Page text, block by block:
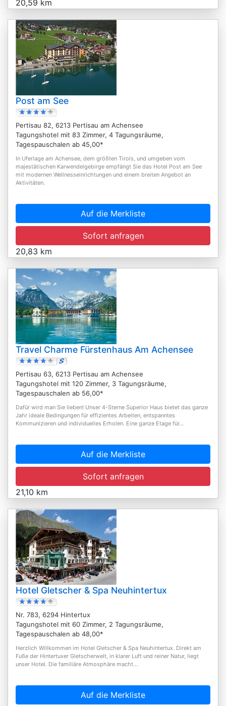
20,59 km
Post am See
Pertisau 82, 6213 Pertisau am Achensee
Tagungshotel mit 83 Zimmer, 4 Tagungsräume,
Tagespauschalen ab 45,00*
In Uferlage am Achensee, dem größten Tirols, und umgeben vom
majestätischen Karwendelgebirge empfängt Sie das Hotel Post am See
mit modernen Wellnesseinrichtungen und einem breiten Angebot an
Aktivitäten.
Auf die Merkliste
Sofort anfragen
20,83 km
Travel Charme Fürstenhaus Am Achensee
Pertisau 63, 6213 Pertisau am Achensee
Tagungshotel mit 120 Zimmer, 3 Tagungsräume,
Tagespauschalen ab 56,00*
Dafür wird man Sie lieben! Unser 4-Sterne Superior Haus bietet das ganze
Jahr ideale Bedingungen für effizientes Arbeiten, entspanntes
Kommunizieren und individuelles Erholen. Eine ganze Etage für...
Auf die Merkliste
Sofort anfragen
21,10 km
Hotel Gletscher & Spa Neuhintertux
Nr. 783, 6294 Hintertux
Tagungshotel mit 60 Zimmer, 2 Tagungsräume,
Tagespauschalen ab 48,00*
Herzlich Willkommen im Hotel Gletscher & Spa Neuhintertux. Direkt am
Fuße der Hintertuxer Gletscherwelt, in klarer Luft und reiner Natur, liegt
unser Hotel. Die familiäre Atmosphäre macht...
Auf die Merkliste